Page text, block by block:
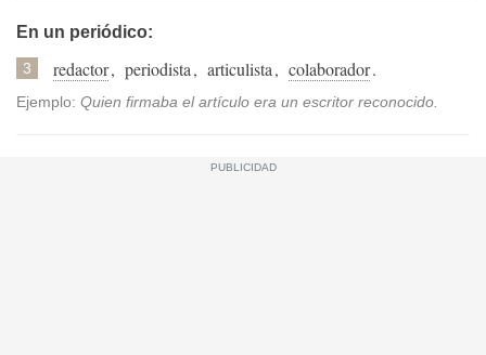
En un periódico:
3 redactor, periodista, articulista, colaborador.
Ejemplo: Quien firmaba el artículo era un escritor reconocido.